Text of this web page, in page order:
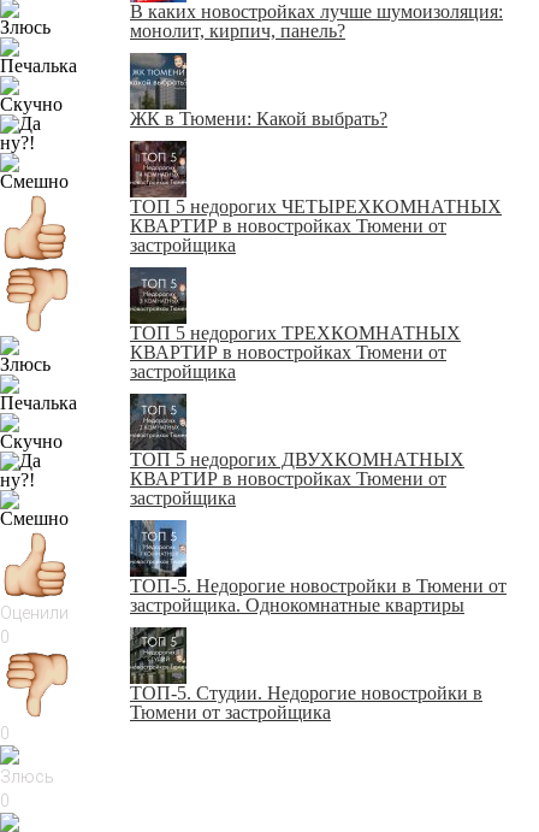
Оценили
0
0
0
В каких новостройках лучше шумоизоляция:
монолит, кирпич, панель?
ЖК в Тюмени: Какой выбрать?
ТОП 5 недорогих ЧЕТЫРЕХКОМНАТНЫХ
КВАРТИР в новостройках Тюмени от
застройщика
ТОП 5 недорогих ТРЕХКОМНАТНЫХ
КВАРТИР в новостройках Тюмени от
застройщика
ТОП 5 недорогих ДВУХКОМНАТНЫХ
КВАРТИР в новостройках Тюмени от
застройщика
ТОП-5. Недорогие новостройки в Тюмени от
застройщика. Однокомнатные квартиры
ТОП-5. Студии. Недорогие новостройки в
Тюмени от застройщика